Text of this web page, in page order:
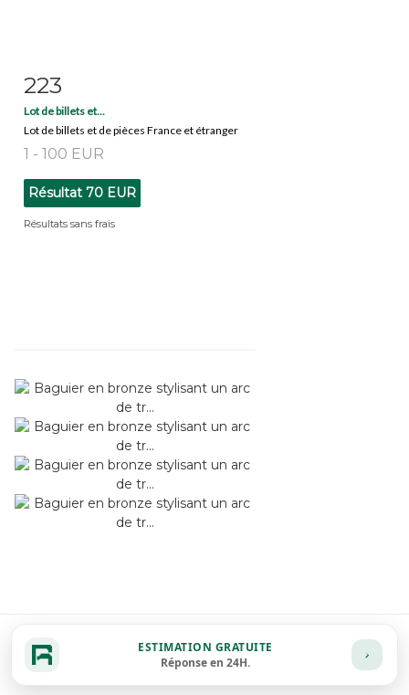
Fiche détaillée
223
Lot de billets et...
Lot de billets et de pièces France et étranger
1 - 100 EUR
Résultat 70 EUR
Résultats sans frais
ESTIMATION GRATUITE
Réponse en 24H.